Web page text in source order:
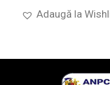
Adaugă la